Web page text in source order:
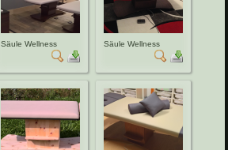
Säule Wellness Säule Wellness